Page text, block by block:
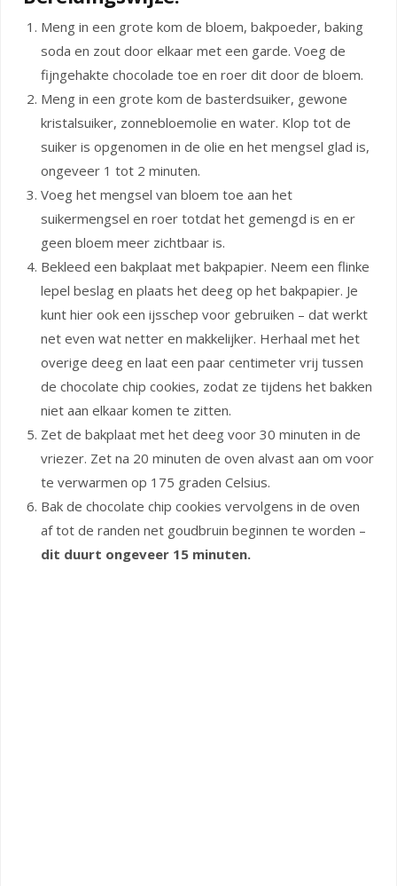
Meng in een grote kom de bloem, bakpoeder, baking
soda en zout door elkaar met een garde. Voeg de
fijngehakte chocolade toe en roer dit door de bloem.
Meng in een grote kom de basterdsuiker, gewone
kristalsuiker, zonnebloemolie en water. Klop tot de
suiker is opgenomen in de olie en het mengsel glad is,
ongeveer 1 tot 2 minuten.
Voeg het mengsel van bloem toe aan het
suikermengsel en roer totdat het gemengd is en er
geen bloem meer zichtbaar is.
Bekleed een bakplaat met bakpapier. Neem een flinke
lepel beslag en plaats het deeg op het bakpapier. Je
kunt hier ook een ijsschep voor gebruiken – dat werkt
net even wat netter en makkelijker. Herhaal met het
overige deeg en laat een paar centimeter vrij tussen
de chocolate chip cookies, zodat ze tijdens het bakken
niet aan elkaar komen te zitten.
Zet de bakplaat met het deeg voor 30 minuten in de
vriezer. Zet na 20 minuten de oven alvast aan om voor
te verwarmen op 175 graden Celsius.
Bak de chocolate chip cookies vervolgens in de oven
af tot de randen net goudbruin beginnen te worden –
dit duurt ongeveer 15 minuten.